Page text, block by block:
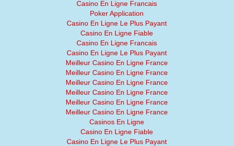
Casino En Ligne Francais
Poker Application
Casino En Ligne Le Plus Payant
Casino En Ligne Fiable
Casino En Ligne Francais
Casino En Ligne Le Plus Payant
Meilleur Casino En Ligne France
Meilleur Casino En Ligne France
Meilleur Casino En Ligne France
Meilleur Casino En Ligne France
Meilleur Casino En Ligne France
Meilleur Casino En Ligne France
Casinos En Ligne
Casino En Ligne Fiable
Casino En Ligne Le Plus Payant